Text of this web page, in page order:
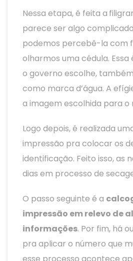
Nessa etapa, é feita a
parece ser algo
podemos percebê-la com
olharmos uma cédula. Essa
o governo escolhe,
como marca d’água. A
a imagem escolhida para o
Logo depois, é realizada
impressão pra colocar os
identificação. Feito isso, as
dias em processo de
O passo seguinte é a
impressão em relevo de
informações. Por fim, há
pra aplicar o número que